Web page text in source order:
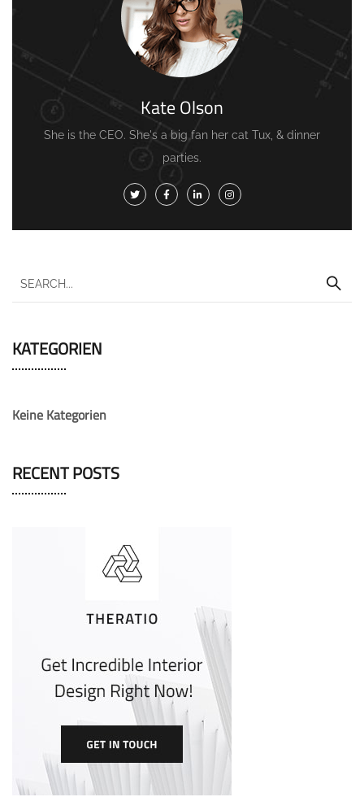
Kate Olson
She is the CEO. She's a big fan her cat Tux, & dinner
parties.
KATEGORIEN
Keine Kategorien
RECENT POSTS